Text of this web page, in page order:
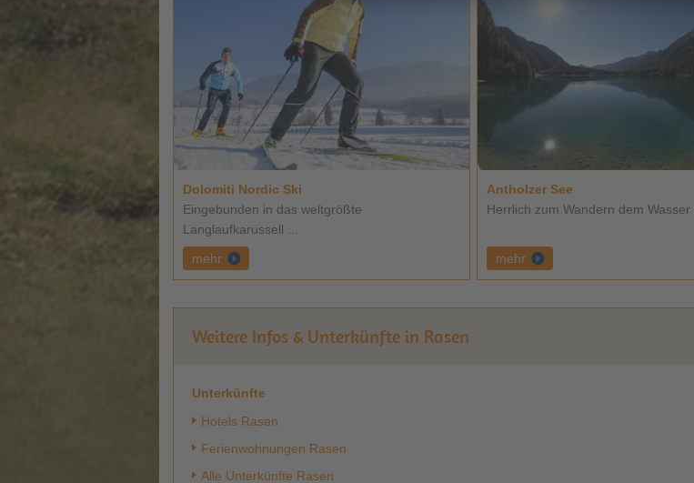
Dolomiti Nordic Ski
Eingebunden in das weltgrößte
Langlaufkarussell ...
mehr
Antholzer See
Herrlich zum Wandern dem Wasser
mehr
Weitere Infos & Unterkünfte in Rasen
Unterkünfte
Hotels Rasen
Ferienwohnungen Rasen
Alle Unterkünfte Rasen
Goldener